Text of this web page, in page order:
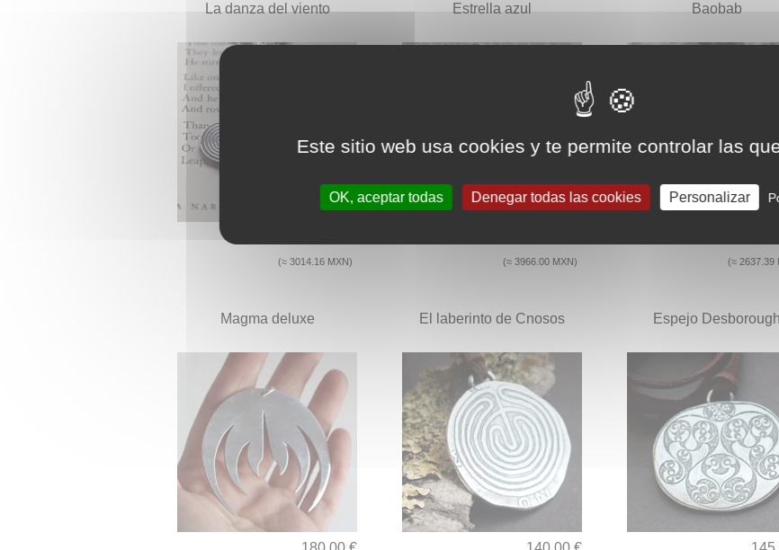
La danza del viento
(≈ 3014.16 MXN)
Estrella azul
(≈ 3966.00 MXN)
Baobab
(≈ 2637.39
Magma deluxe El laberinto de Cnosos Espejo Desborough
Este sitio web usa cookies y te permite controlar las
OK, aceptar todas Denegar todas las cookies Personalizar